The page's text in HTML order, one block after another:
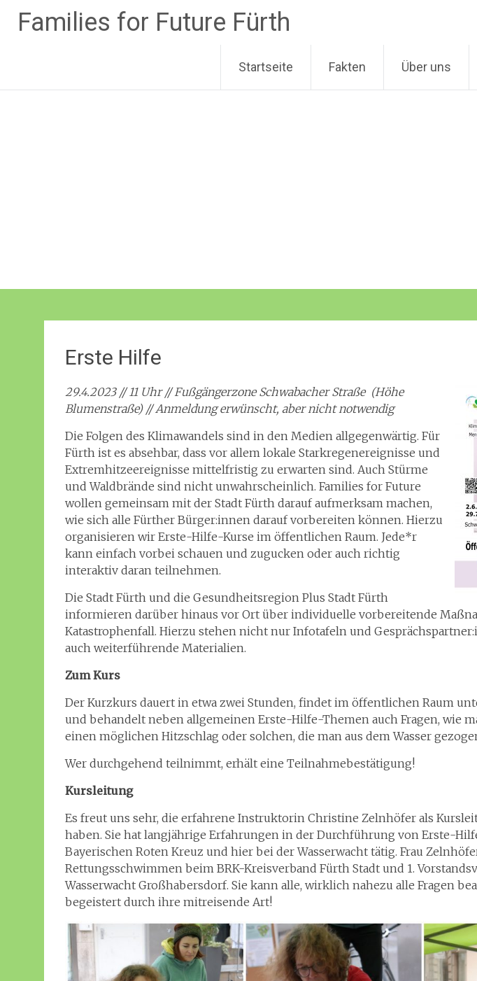
InhaltFamilies for Future Fürth
Startseite Fakten Über uns
Erste Hilfe
29.4.2023 // 11 Uhr // Fußgängerzone Schwabacher Straße (Höhe
Blumenstraße) // Anmeldung erwünscht, aber nicht notwendig
Die Folgen des Klimawandels sind in den Medien allgegenwärtig. Für
Fürth ist es absehbar, dass vor allem lokale Starkregenereignisse und
Extremhitzeereignisse mittelfristig zu erwarten sind. Auch Stürme
und Waldbrände sind nicht unwahrscheinlich. Families for Future
wollen gemeinsam mit der Stadt Fürth darauf aufmerksam machen,
wie sich alle Fürther Bürger:innen darauf vorbereiten können. Hierzu
organisieren wir Erste-Hilfe-Kurse im öffentlichen Raum. Jede*r
kann einfach vorbei schauen und zugucken oder auch richtig
interaktiv daran teilnehmen.
Die Stadt Fürth und die Gesundheitsregion Plus Stadt Fürth
informieren darüber hinaus vor Ort über individuelle vorbereitende
Katastrophenfall. Hierzu stehen nicht nur Infotafeln und
auch weiterführende Materialien.
Zum Kurs
Der Kurzkurs dauert in etwa zwei Stunden, findet im öffentlichen Raum
und behandelt neben allgemeinen Erste-Hilfe-Themen auch Fragen, wie
einen möglichen Hitzschlag oder solchen, die man aus dem Wasser
Wer durchgehend teilnimmt, erhält eine Teilnahmebestätigung!
Kursleitung
Es freut uns sehr, die erfahrene Instruktorin Christine Zelnhöfer als
haben. Sie hat langjährige Erfahrungen in der Durchführung von Erste-
Bayerischen Roten Kreuz und hier bei der Wasserwacht tätig. Frau
Rettungsschwimmen beim BRK-Kreisverband Fürth Stadt und 1.
Wasserwacht Großhabersdorf. Sie kann alle, wirklich nahezu alle Fragen
begeistert durch ihre mitreisende Art!